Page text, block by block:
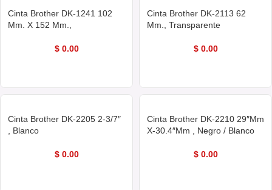
Cinta Brother DK-1241 102
Mm. X 152 Mm.,
$0.00
Cinta Brother DK-2113 62
Mm., Transparente
$0.00
Cinta Brother DK-2205 2-3/7″
, Blanco
$0.00
Cinta Brother DK-2210 29″Mm
X-30.4″Mm , Negro / Blanco
$0.00